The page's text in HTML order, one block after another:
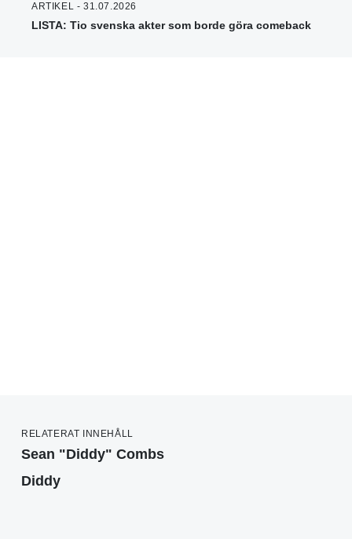
ARTIKEL - 31.07.2026
LISTA: Tio svenska akter som borde göra comeback
RELATERAT INNEHÅLL
Sean "Diddy" Combs
Diddy